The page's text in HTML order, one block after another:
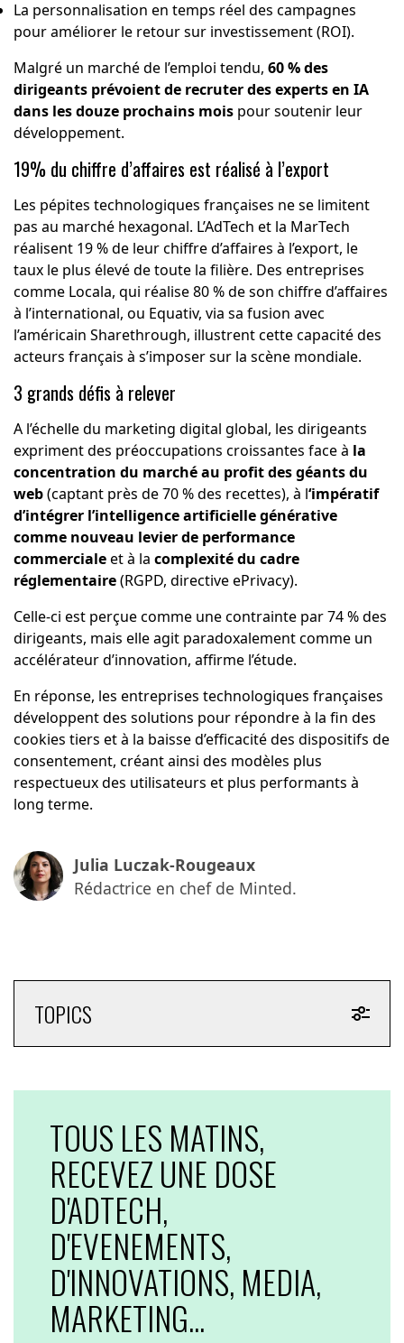
La personnalisation en temps réel des campagnes
pour améliorer le retour sur investissement (ROI).
Malgré un marché de l’emploi tendu, 60 % des
dirigeants prévoient de recruter des experts en IA
dans les douze prochains moispour soutenir leur
développement.
19% du chiffre d’affaires est réalisé à l’export
Les pépites technologiques françaises ne se limitent
pas au marché hexagonal. L’AdTech et la MarTech
réalisent 19 % de leur chiffre d’affaires à l’export, le
taux le plus élevé de toute la filière. Des entreprises
comme Locala, qui réalise 80 % de son chiffre d’affaires
à l’international, ou Equativ, via sa fusion avec
l’américain Sharethrough, illustrent cette capacité des
acteurs français à s’imposer sur la scène mondiale.
3 grands défis à relever
A l’échelle du marketing digital global, les dirigeants
expriment des préoccupations croissantes face à la
concentration du marché au profit des géants du
web(captant près de 70 % des recettes), à l‘impératif
d’intégrer l’intelligence artificielle générative
comme nouveau levier de performance
commercialeet à la complexité du cadre
réglementaire(RGPD, directive ePrivacy).
Celle-ci est perçue comme une contrainte par 74 % des
dirigeants, mais elle agit paradoxalement comme un
accélérateur d’innovation, affirme l’étude.
En réponse, les entreprises technologiques françaises
développent des solutions pour répondre à la fin des
cookies tiers et à la baisse d’efficacité des dispositifs de
consentement, créant ainsi des modèles plus
respectueux des utilisateurs et plus performants à
long terme.
Julia Luczak-Rougeaux
Rédactrice en chef de Minted.
TOPICS
TOUS LES MATINS,
RECEVEZ UNE DOSE
D'ADTECH,
D'EVENEMENTS,
D'INNOVATIONS, MEDIA,
MARKETING...